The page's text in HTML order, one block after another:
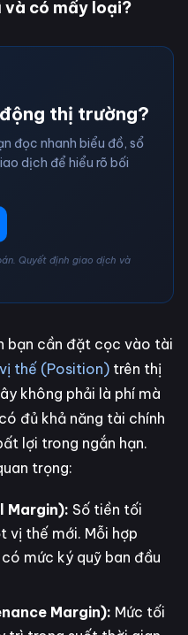
và có mấy loại?
thị trường?
đọc nhanh biểu đồ, sổ
dịch để hiểu rõ bối
Quyết định giao dịch và
bạn cần đặt cọc vào tài
vị thế (Position) trên thị
không phải là phí mà
đủ khả năng tài chính
lợi trong ngắn hạn.
trọng:
Margin): Số tiền tối
vị thế mới. Mỗi hợp
mức ký quỹ ban đầu
Margin): Mức tối